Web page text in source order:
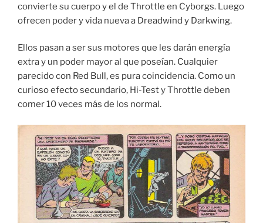
convierte su cuerpo y el de Throttle en Cyborgs. Luego
ofrecen poder y vida nueva a Dreadwind y Darkwing.
Ellos pasan a ser sus motores que les darán energía
extra y un poder mayor al que poseían. Cualquier
parecido con Red Bull, es pura coincidencia. Como un
curioso efecto secundario, Hi-Test y Throttle deben
comer 10 veces más de los normal.